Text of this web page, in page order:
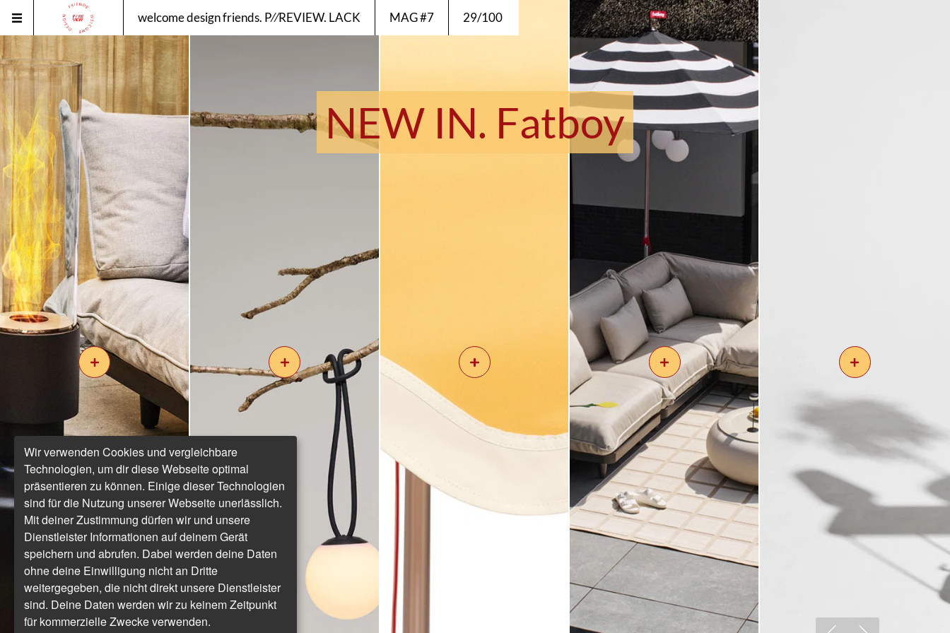
welcome design friends. P⁄⁄REVIEW. LACK MAG #7 29/100
NEW IN. Fatboy
Wir verwenden Cookies und vergleichbare
Technologien, um dir diese Webseite optimal
präsentieren zu können. Einige dieser Technologien
sind für die Nutzung unserer Webseite unerlässlich.
Mit deiner Zustimmung dürfen wir und unsere
Dienstleister Informationen auf deinem Gerät
speichern und abrufen. Dabei werden deine Daten
ohne deine Einwilligung nicht an Dritte
weitergegeben, die nicht direkt unsere Dienstleister
sind. Deine Daten werden wir zu keinem Zeitpunkt
für kommerzielle Zwecke verwenden.